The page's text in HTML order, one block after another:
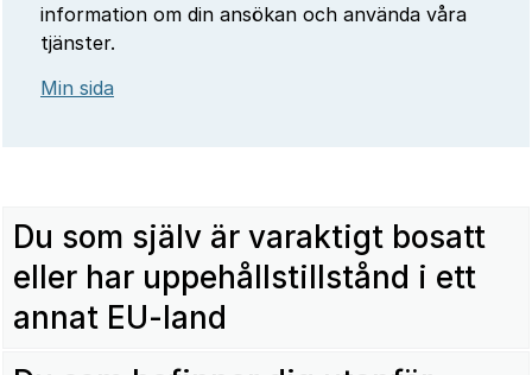
information om din ansökan och använda våra
tjänster.
Min sida
Du som själv är varaktigt bosatt
eller har uppehållstillstånd i ett
annat EU-land